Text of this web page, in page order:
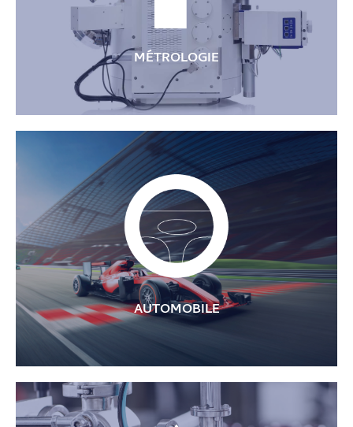
MÉTROLOGIE
Composants de machines de mesure et de micro-
positionnement
AUTOMOBILE